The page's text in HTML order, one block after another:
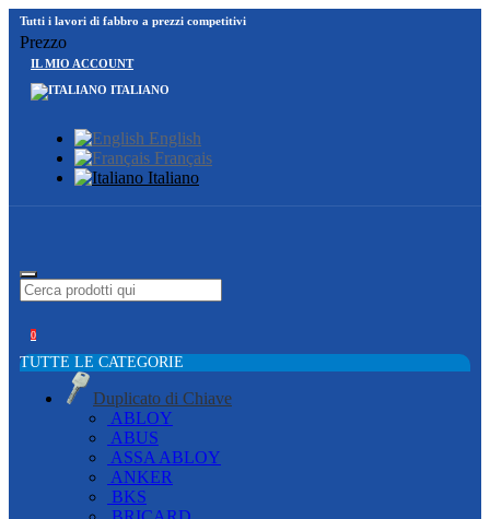
Tutti i lavori di fabbro a prezzi competitivi
Prezzo
IL MIO ACCOUNT
ITALIANO
English
Français
Italiano
0
TUTTE LE CATEGORIE
Duplicato di Chiave
ABLOY
ABUS
ASSA ABLOY
ANKER
BKS